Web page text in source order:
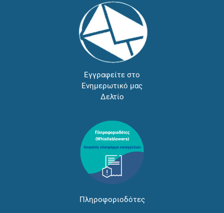
Εγγραφείτε στο
Ενημερωτικό μας
Δελτίο
Πληροφοριοδότες